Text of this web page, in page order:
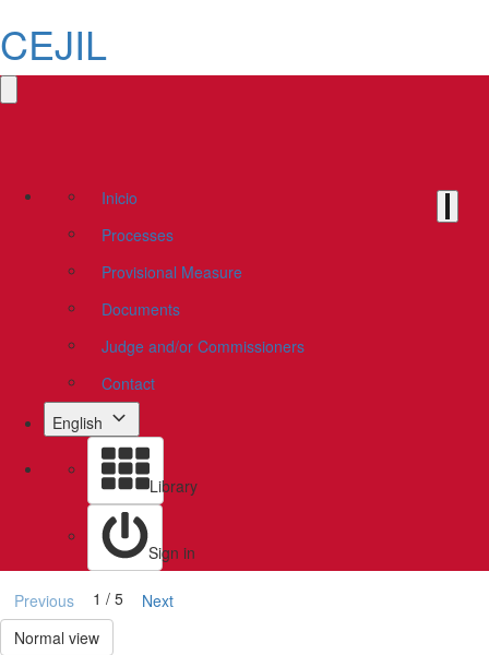
CEJIL
Inicio
Processes
Provisional Measure
Documents
Judge and/or Commissioners
Contact
English
Library
Sign in
Previous 1 / 5
Next
Normal view